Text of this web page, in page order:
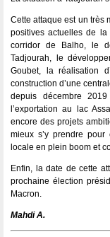
Cette attaque est un très
positives actuelles de la
corridor de Balho, le
Tadjourah, le
Goubet, la réalisation
construction d’une
depuis décembre
l’exportation au lac
encore des projets
mieux s’y prendre pour
locale en plein boom et
Enfin, la date de cette
prochaine élection
Macron.
Mahdi A.